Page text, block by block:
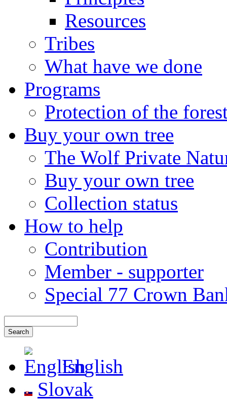
Resources
Tribes
What have we done
Programs
Protection of the
Buy your own tree
The Wolf Private
Buy your own tree
Collection status
How to help
Contribution
Member - supporter
Special 77 Crown
English
Slovak